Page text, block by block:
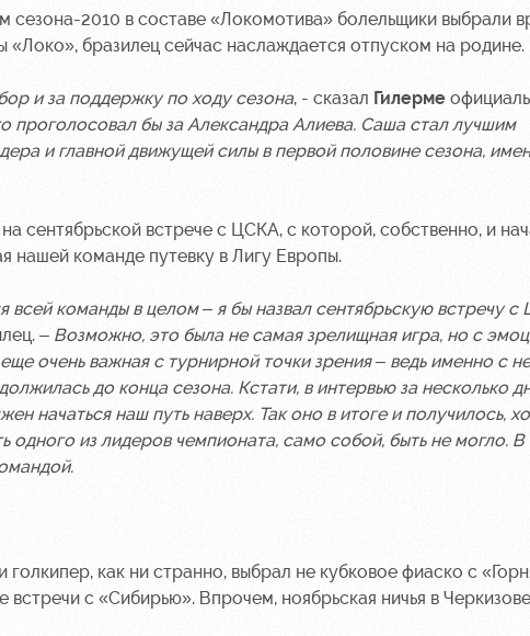
2010 в составе «Локомотива» болельщики выбрали
«Локо», бразилец сейчас наслаждается отпуском на родине.
и за поддержку по ходу сезона, - сказал Гилерме
проголосовал бы за Александра Алиева. Саша стал лучшим
и главной движущей силы в первой половине сезона,
сентябрьской встрече с ЦСКА, с которой, собственно, и
нашей команде путевку в Лигу Европы.
всей команды в целом – я бы назвал сентябрьскую встречу с
– Возможно, это была не самая зрелищная игра, но с
очень важная с турнирной точки зрения – ведь именно с
до конца сезона. Кстати, в интервью за несколько
начаться наш путь наверх. Так оно в итоге и получилось,
из лидеров чемпионата, само собой, быть не могло. В
как ни странно, выбрал не кубковое фиаско с
с «Сибирью». Впрочем, ноябрьская ничья в